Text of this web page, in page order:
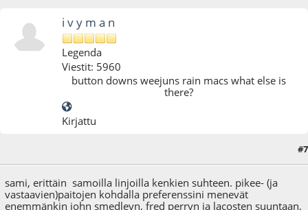
i v y m a n
Legenda
Viestit: 5960
button downs weejuns rain macs what else is
there?
Kirjattu
#7
sami, erittäin samoilla linjoilla kenkien suhteen. pikee- (ja
vastaavien)paitojen kohdalla preferenssini menevät
enemmänkin john smedleyn, fred perryn ja lacosten suuntaan,